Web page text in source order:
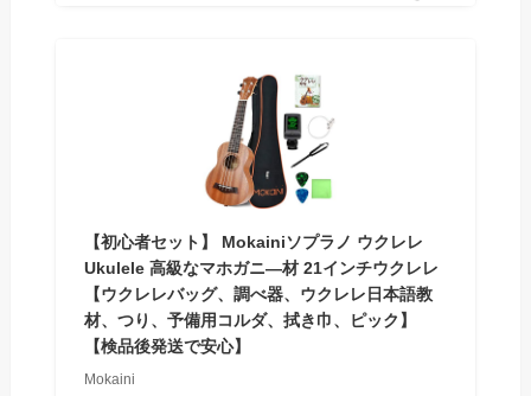
【初心者セット】 Mokainiソプラノ ウクレレ
Ukulele 高級なマホガニ―材 21インチウクレレ
【ウクレレバッグ、調べ器、ウクレレ日本語教
材、つり、予備用コルダ、拭き巾、ピック】
【検品後発送で安心】
Mokaini